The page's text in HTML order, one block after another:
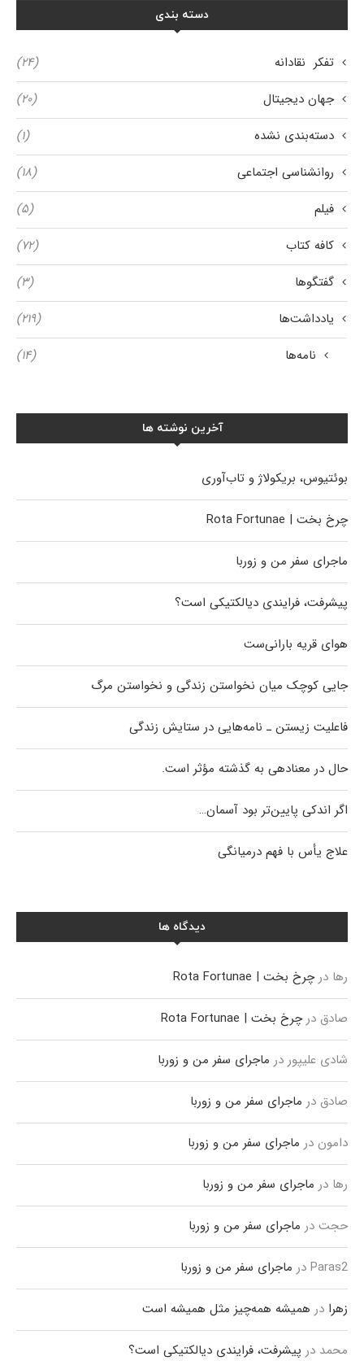
دسته بندی
تفکر نقادانه
(۲۴)
جهان دیجیتال
(۲۰)
دسته‌بندی نشده
(۱)
روانشناسی اجتماعی
(۱۸)
فیلم
(۵)
کافه کتاب
(۷۲)
گفتگوها
(۳)
یادداشت‌ها
(۲۱۹)
نامه‌ها
(۱۴)
آخرین نوشته ها
بوئتیوس، بریکولاژ و تاب‌آوری
چرخ بخت | Rota Fortunae
ماجرای سفر من و زوربا
پیشرفت، فرایندی دیالکتیکی است؟
هوای قریه بارانی‌ست
جایی کوچک میان نخواستن زندگی و نخواستن مرگ
فاعلیت زیستن ـ نامه‌هایی در ستایش زندگی
حال در معنادهی به گذشته مؤثر است.
اگر اندکی پایین‌تر بود آسمان…
علاج یأس با فهم درمیانگی
دیدگاه ها
رها درچرخ بخت | Rota Fortunae
صادق درچرخ بخت | Rota Fortunae
شادی علیپور در ماجرای سفر من و زوربا
صادق در ماجرای سفر من و زوربا
دامون در ماجرای سفر من و زوربا
رها در ماجرای سفر من و زوربا
حجت در ماجرای سفر من و زوربا
Paras2 در ماجرای سفر من و زوربا
زهرا در همیشه همه‌چیز مثل همیشه است
محمد در پیشرفت، فرایندی دیالکتیکی است؟